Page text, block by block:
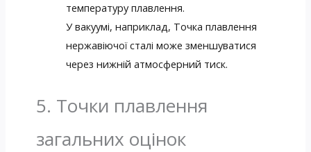
температуру плавлення.
У вакуумі, наприклад, Точка плавлення
нержавіючої сталі може зменшуватися
через нижній атмосферний тиск.
5. Точки плавлення
загальних оцінок